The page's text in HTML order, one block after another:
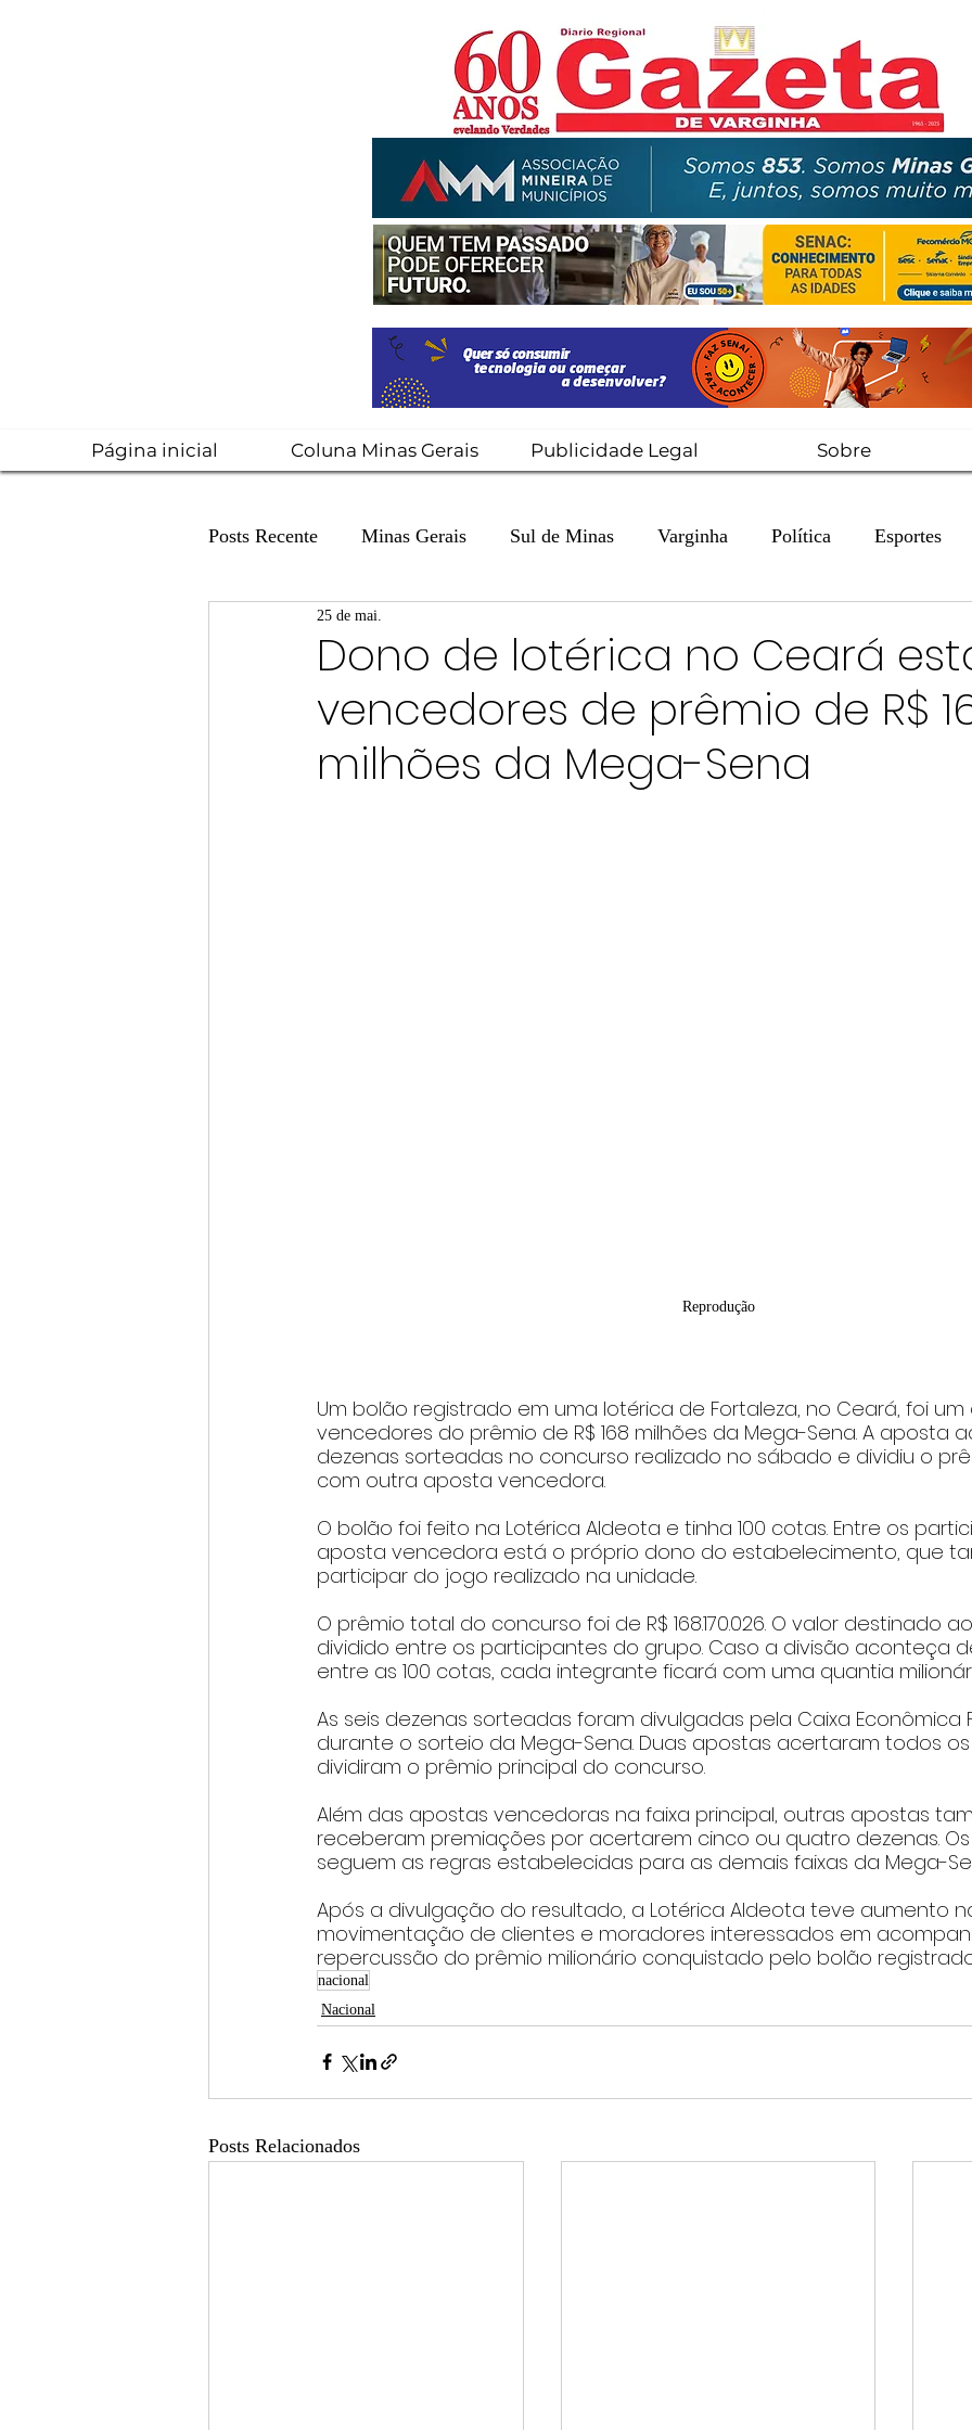
Página inicial Coluna Minas Gerais Publicidade Legal Sobre
Posts Recente Minas Gerais Sul de Minas Varginha Política Esportes
Coluna Fatos e Versões
Coluna: Agenda 21 Coluna: SindJori Internacional Coluna Jurídica
Coluna Arte e Cultura em Ação
Dono de lotérica no Ceará
vencedores de prêmio de R$
milhões da Mega-Sena
25 de mai.
Reprodução
Um bolão registrado em uma lotérica de Fortaleza, no Ceará, foi um
vencedores do prêmio de R$ 168 milhões da Mega-Sena. A aposta
dezenas sorteadas no concurso realizado no sábado e dividiu o
com outra aposta vencedora.
O bolão foi feito na Lotérica Aldeota e tinha 100 cotas. Entre os
aposta vencedora está o próprio dono do estabelecimento, que
participar do jogo realizado na unidade.
O prêmio total do concurso foi de R$ 168.170.026. O valor destinado
dividido entre os participantes do grupo. Caso a divisão aconteça
entre as 100 cotas, cada integrante ficará com uma quantia
As seis dezenas sorteadas foram divulgadas pela Caixa Econômica
durante o sorteio da Mega-Sena. Duas apostas acertaram todos
dividiram o prêmio principal do concurso.
Além das apostas vencedoras na faixa principal, outras apostas
receberam premiações por acertarem cinco ou quatro dezenas.
seguem as regras estabelecidas para as demais faixas da Mega-
Após a divulgação do resultado, a Lotérica Aldeota teve aumento
movimentação de clientes e moradores interessados em
repercussão do prêmio milionário conquistado pelo bolão
nacional
Nacional
Posts Relacionados